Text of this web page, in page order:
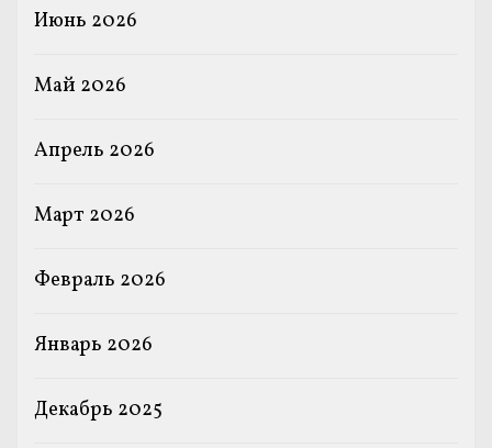
Июнь 2026
Май 2026
Апрель 2026
Март 2026
Февраль 2026
Январь 2026
Декабрь 2025